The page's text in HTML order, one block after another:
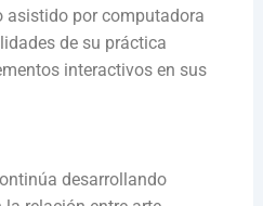
asistido por computadora
de su práctica
interactivos en sus
desarrollando